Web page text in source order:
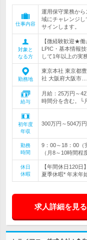
仕事内容
運用保守業務か
域にチャレンジ
サインします。
対象と
なる方
【微経験歓迎★
LPIC・基本情報
して1年以上の実
勤務地
東京本社 東京都
社 大阪府大阪市…
給与
月給：25万円～
時間分を含む。└
初年度
年収
300万円～504万円
勤務
時間
9：00～18：00（
（月8～10時間
休日
休暇
【年間休日120
夏季休暇* 年末年
求人詳細を見る